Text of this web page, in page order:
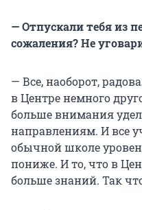
— Отпускали тебя из
сожаления? Не
— Все, наоборот,
в Центре немного
больше внимания
направлениям. И все
обычной школе
пониже. И то, что в
больше знаний. Так